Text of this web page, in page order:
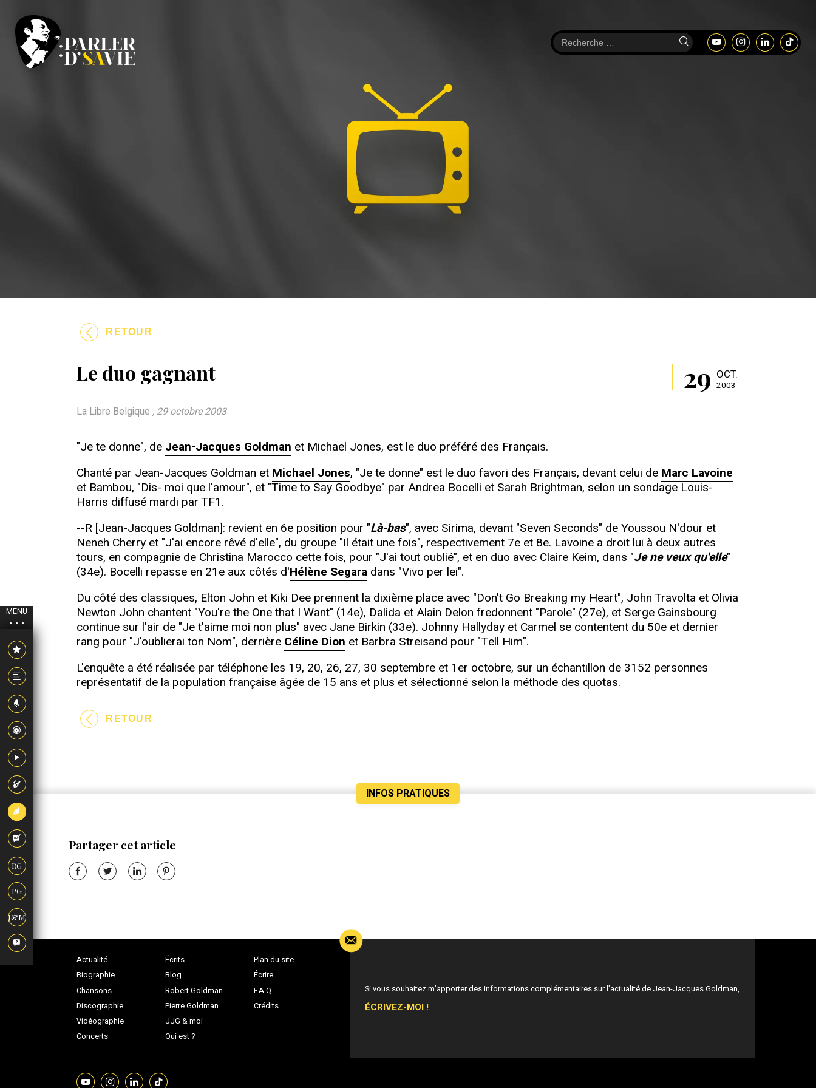
MENU
RG
PG
J&M
RETOUR
Le duo gagnant 29 OCT.
2003
La Libre Belgique , 29 octobre 2003
"Je te donne", de Jean-Jacques Goldman et Michael Jones, est le duo préféré des Français.
Chanté par Jean-Jacques Goldman et Michael Jones, "Je te donne" est le duo favori des Français, devant celui de Marc Lavoine
et Bambou, "Dis- moi que l'amour", et "Time to Say Goodbye" par Andrea Bocelli et Sarah Brightman, selon un sondage Louis-
Harris diffusé mardi par TF1.
--R [Jean-Jacques Goldman]: revient en 6e position pour "Là-bas", avec Sirima, devant "Seven Seconds" de Youssou N'dour et
Neneh Cherry et "J'ai encore rêvé d'elle", du groupe "Il était une fois", respectivement 7e et 8e. Lavoine a droit lui à deux autres
tours, en compagnie de Christina Marocco cette fois, pour "J'ai tout oublié", et en duo avec Claire Keim, dans "Je ne veux qu'elle"
(34e). Bocelli repasse en 21e aux côtés d'Hélène Segaradans "Vivo per lei".
Du côté des classiques, Elton John et Kiki Dee prennent la dixième place avec "Don't Go Breaking my Heart", John Travolta et Olivia
Newton John chantent "You're the One that I Want" (14e), Dalida et Alain Delon fredonnent "Parole" (27e), et Serge Gainsbourg
continue sur l'air de "Je t'aime moi non plus" avec Jane Birkin (33e). Johnny Hallyday et Carmel se contentent du 50e et dernier
rang pour "J'oublierai ton Nom", derrière Céline Dion et Barbra Streisand pour "Tell Him".
L'enquête a été réalisée par téléphone les 19, 20, 26, 27, 30 septembre et 1er octobre, sur un échantillon de 3152 personnes
représentatif de la population française âgée de 15 ans et plus et sélectionné selon la méthode des quotas.
RETOUR
INFOS PRATIQUES
Partager cet article
Actualité
Biographie
Chansons
Discographie
Vidéographie
Concerts
Écrits
Blog
Robert Goldman
Pierre Goldman
JJG & moi
Qui est ?
Plan du site
Écrire
F.A.Q
Crédits
Si vous souhaitez m’apporter des informations complémentaires sur l’actualité de Jean-Jacques Goldman,
ÉCRIVEZ-MOI !